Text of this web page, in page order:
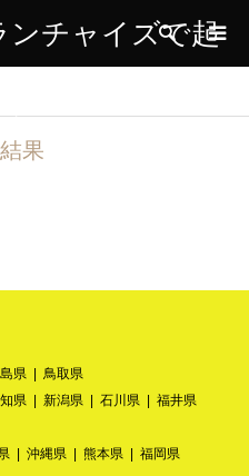
ンチャイズで起
る方のための
検索
果
県
鳥取県
県 新潟県 石川県
福井県
沖縄県 熊本県
福岡県